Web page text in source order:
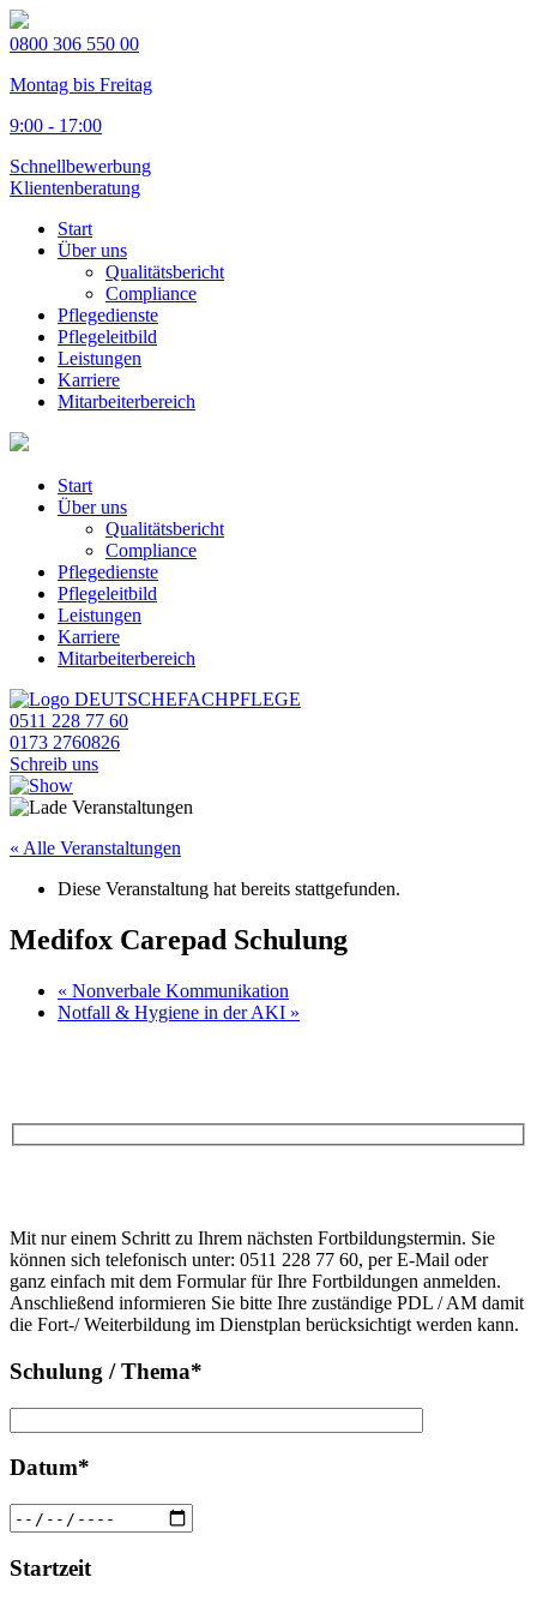
0800 306 550 00
Montag bis Freitag
9:00 - 17:00
Schnellbewerbung
Klientenberatung
Start
Über uns
Qualitätsbericht
Compliance
Pflegedienste
Pflegeleitbild
Leistungen
Karriere
Mitarbeiterbereich
Start
Über uns
Qualitätsbericht
Compliance
Pflegedienste
Pflegeleitbild
Leistungen
Karriere
Mitarbeiterbereich
0511 228 77 60
0173 2760826
Schreib uns
« Alle Veranstaltungen
Diese Veranstaltung hat bereits stattgefunden.
Medifox Carepad Schulung
« Nonverbale Kommunikation
Notfall & Hygiene in der AKI »
Feld
leer.
lasse
dieses
Feld
leer.
Mit nur einem Schritt zu Ihrem nächsten Fortbildungstermin. Sie
können sich telefonisch unter: 0511 228 77 60, per E-Mail oder
ganz einfach mit dem Formular für Ihre Fortbildungen anmelden.
Anschließend informieren Sie bitte Ihre zuständige PDL / AM damit
die Fort-/ Weiterbildung im Dienstplan berücksichtigt werden kann.
Schulung / Thema*
Datum*
Startzeit